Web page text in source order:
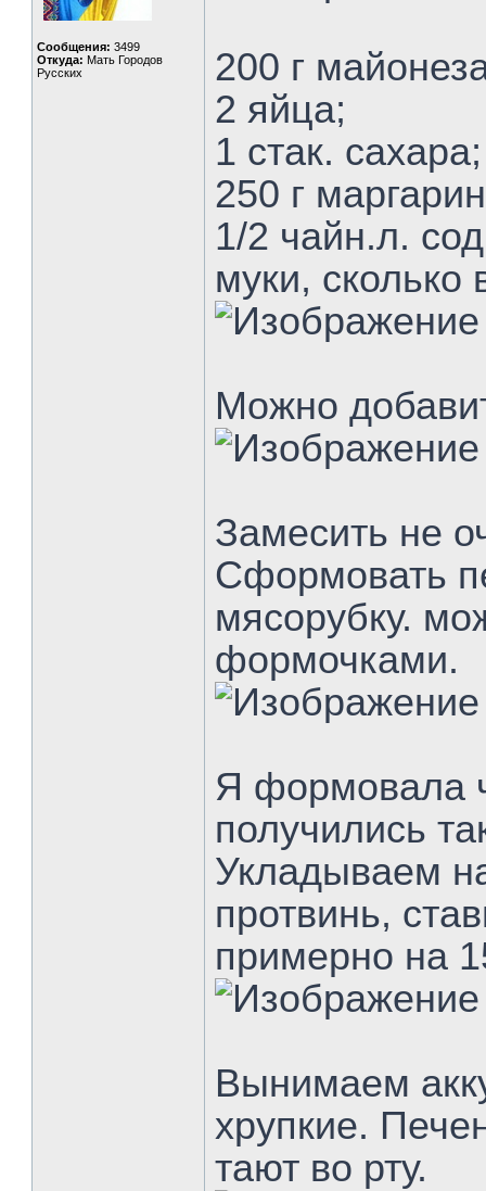
Сообщения: 3499
Откуда: Мать Городов
Русских
200 г
2 яйца;
1 стак. сахара;
250 г
1/2 чайн.л.
муки, сколько
Можно
Замесить не
Сформовать
мясорубку.
формочками.
Я формовала
получились
Укладываем
протвинь,
примерно на
Вынимаем
хрупкие.
тают во рту.